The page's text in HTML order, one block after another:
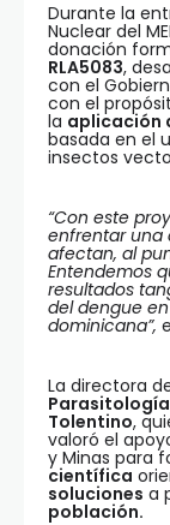
Durante la
Nuclear del
donación
RLA5083,
con el
con el
la aplicación
basada en el
insectos
“Con este
enfrentar una
afectan, al
Entendemos
resultados
del dengue
dominicana”,
La directora
Parasitología
Tolentino,
valoró el
y Minas para
científica
soluciones a
población.